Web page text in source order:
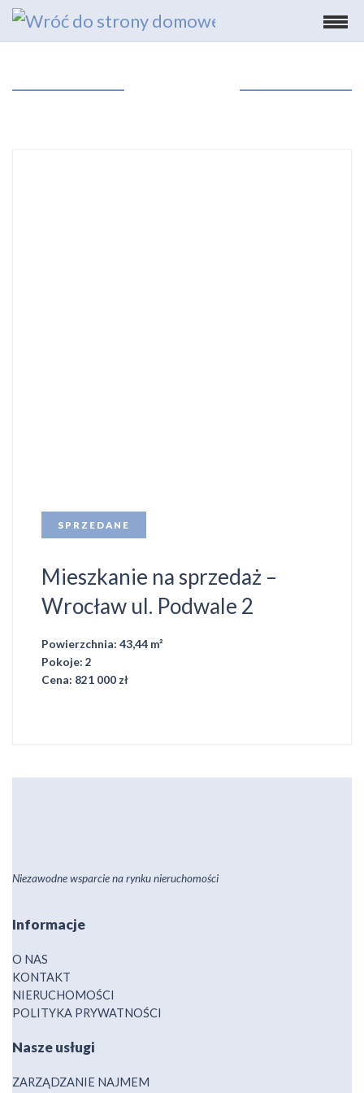
Wyświetl pełną treść
Menu
SPRZEDANE
Mieszkanie na sprzedaż –
Wrocław ul. Podwale 2
Powierzchnia: 43,44 m²
Pokoje: 2
Cena: 821 000 zł
Niezawodne wsparcie na rynku nieruchomości
Informacje
O NAS
KONTAKT
NIERUCHOMOŚCI
POLITYKA PRYWATNOŚCI
Nasze usługi
ZARZĄDZANIE NAJMEM